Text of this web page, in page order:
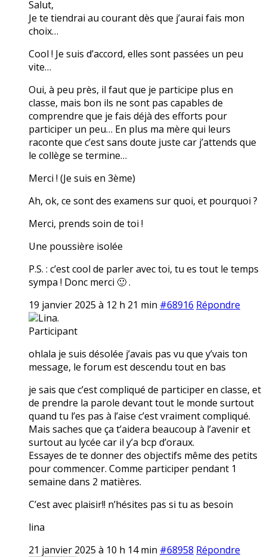
Salut,
Je te tiendrai au courant dès que j’aurai fais mon
choix…
Cool ! Je suis d’accord, elles sont passées un peu
vite…
Oui, à peu près, il faut que je participe plus en
classe, mais bon ils ne sont pas capables de
comprendre que je fais déjà des efforts pour
participer un peu… En plus ma mère qui leurs
raconte que c’est sans doute juste car j’attends que
le collège se termine…
Merci ! (Je suis en 3ème)
Ah, ok, ce sont des examens sur quoi, et pourquoi ?
Merci, prends soin de toi !
Une poussière isolée
P.S. : c’est cool de parler avec toi, tu es tout le temps
sympa ! Donc merci 🙂 .
19 janvier 2025 à 12 h 21 min #68916 Répondre
Lina.
Participant
ohlala je suis désolée j’avais pas vu que y’vais ton
message, le forum est descendu tout en bas
je sais que c’est compliqué de participer en classe, et
de prendre la parole devant tout le monde surtout
quand tu l’es pas à l’aise c’est vraiment compliqué.
Mais saches que ça t’aidera beaucoup à l’avenir et
surtout au lycée car il y’a bcp d’oraux.
Essayes de te donner des objectifs même des petits
pour commencer. Comme participer pendant 1
semaine dans 2 matières.
C’est avec plaisir!! n’hésites pas si tu as besoin
lina
21 janvier 2025 à 10 h 14 min #68958 Répondre